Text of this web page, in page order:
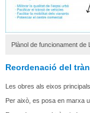
Plànol de funcionament de
Reordenació del
Les obres als eixos
Per això, es posa en marxa